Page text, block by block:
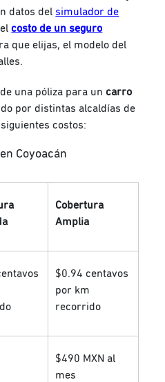
datos del simulador de
costo de un seguro
que elijas, el modelo del
una póliza para un carro
por distintas alcaldías de
costos:
Coyoacán
Cobertura
Amplia
$0.94 centavos
por km
recorrido
$490 MXN al
mes